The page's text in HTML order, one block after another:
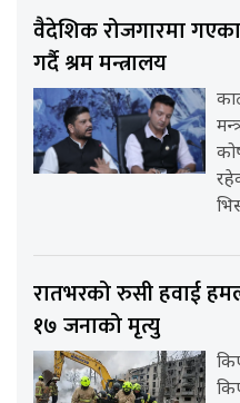
वैदेशिक रोजगारमा
गर्दै श्रम मन्त्रालय
रातभरको रुसी हवाई
१७ जनाको मृत्यु